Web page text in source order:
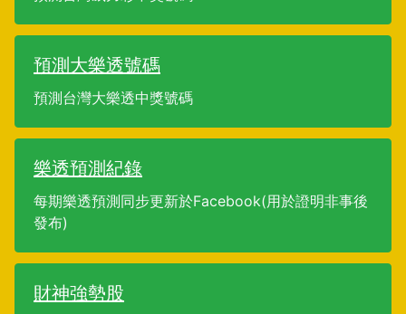
預測大樂透號碼
預測台灣大樂透中獎號碼
樂透預測紀錄
每期樂透預測同步更新於Facebook(用於證明非事後
發布)
財神強勢股